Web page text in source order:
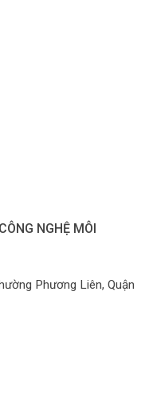
NGHỆ MÔI
Phương Liên, Quận